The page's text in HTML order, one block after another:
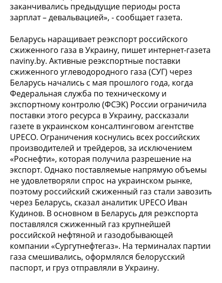
заканчивались предыдущие периоды роста
зарплат – девальвацией», - сообщает газета.
Беларусь наращивает реэкспорт российского
сжиженного газа в Украину, пишет интернет-газета
naviny.by. Активные реэкспортные поставки
сжиженного углеводородного газа (СУГ) через
Беларусь начались с мая прошлого года, когда
Федеральная служба по техническому и
экспортному контролю (ФСЭК) России ограничила
поставки этого ресурса в Украину, рассказали
газете в украинском консалтинговом агентстве
UPECO. Ограничения коснулись всех российских
производителей и трейдеров, за исключением
«Роснефти», которая получила разрешение на
экспорт. Однако поставляемые напрямую объемы
не удовлетворяли спрос на украинском рынке,
поэтому российский сжиженный газ стали завозить
через Беларусь, сказал аналитик UPECO Иван
Кудинов. В основном в Беларусь для реэкспорта
поставлялся сжиженный газ крупнейшей
российской нефтяной и газодобывающей
компании «Сургутнефтегаз». На терминалах партии
газа смешивались, оформлялся белорусский
паспорт, и груз отправляли в Украину.